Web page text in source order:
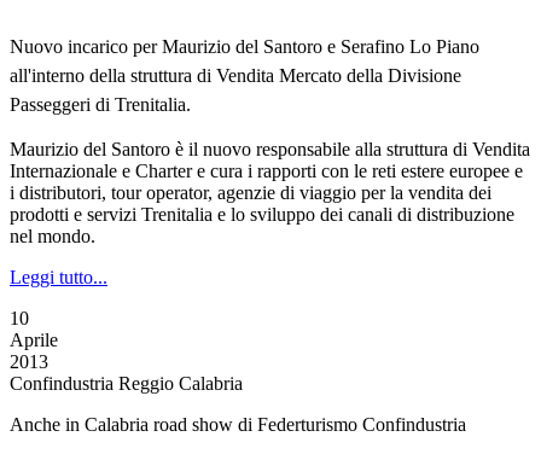
Nuovo incarico per Maurizio del Santoro e Serafino Lo Piano
all'interno della struttura di Vendita Mercato della Divisione
Passeggeri di Trenitalia.
Maurizio del Santoro è il nuovo responsabile alla struttura di Vendita
Internazionale e Charter e cura i rapporti con le reti estere europee e
i distributori, tour operator, agenzie di viaggio per la vendita dei
prodotti e servizi Trenitalia e lo sviluppo dei canali di distribuzione
nel mondo.
Leggi tutto...
10
Aprile
2013
Confindustria Reggio Calabria
Anche in Calabria road show di Federturismo Confindustria